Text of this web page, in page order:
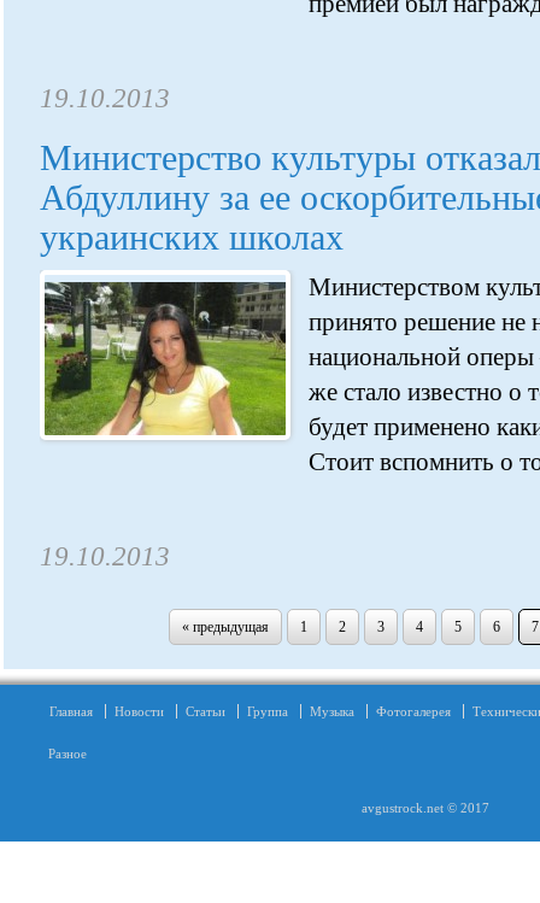
19.10.2013
Министерство культуры
Абдуллину за ее
украинских школах
Министерством
принято решение не
национальной
же стало известно о
будет применено
Стоит вспомнить о
19.10.2013
« предыдущая 1 2 3 4 5 6 7
Главная Новости Статьи Группа Музыка Фотогалерея
Разное
avgustrock.net © 2017